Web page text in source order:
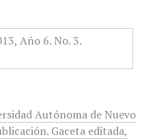
Autónoma de Nuevo
Gaceta editada,